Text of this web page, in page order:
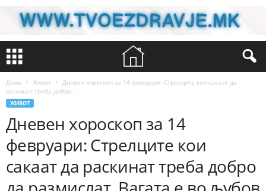
Дома Живот
Дневен хороскоп за 14 февруари: Стрелците кои сакаат да
раскинат треба добро...
ЖИВОТ
Дневен хороскоп за 14
февруари: Стрелците кои
сакаат да раскинат треба добро